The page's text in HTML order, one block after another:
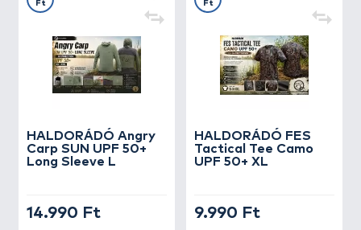
HALDORÁDÓ Angry
Carp SUN UPF 50+
Long Sleeve L
Ft
14.990 Ft
HALDORÁDÓ FES
Tactical Tee Camo
UPF 50+ XL
Ft
9.990 Ft